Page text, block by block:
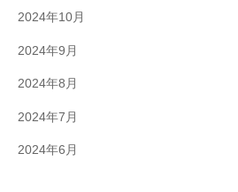
2024年10月
2024年9月
2024年8月
2024年7月
2024年6月